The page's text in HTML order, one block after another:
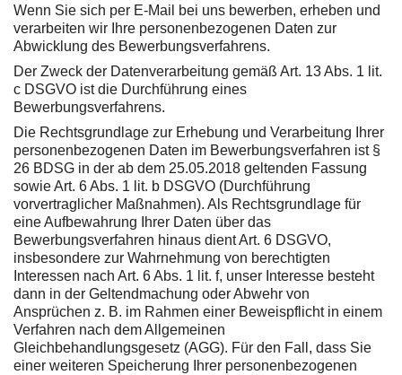
Wenn Sie sich per E-Mail bei uns bewerben, erheben und
verarbeiten wir Ihre personenbezogenen Daten zur
Abwicklung des Bewerbungsverfahrens.
Der Zweck der Datenverarbeitung gemäß Art. 13 Abs. 1 lit.
c DSGVO ist die Durchführung eines
Bewerbungsverfahrens.
Die Rechtsgrundlage zur Erhebung und Verarbeitung Ihrer
personenbezogenen Daten im Bewerbungsverfahren ist §
26 BDSG in der ab dem 25.05.2018 geltenden Fassung
sowie Art. 6 Abs. 1 lit. b DSGVO (Durchführung
vorvertraglicher Maßnahmen). Als Rechtsgrundlage für
eine Aufbewahrung Ihrer Daten über das
Bewerbungsverfahren hinaus dient Art. 6 DSGVO,
insbesondere zur Wahrnehmung von berechtigten
Interessen nach Art. 6 Abs. 1 lit. f, unser Interesse besteht
dann in der Geltendmachung oder Abwehr von
Ansprüchen z. B. im Rahmen einer Beweispflicht in einem
Verfahren nach dem Allgemeinen
Gleichbehandlungsgesetz (AGG). Für den Fall, dass Sie
einer weiteren Speicherung Ihrer personenbezogenen